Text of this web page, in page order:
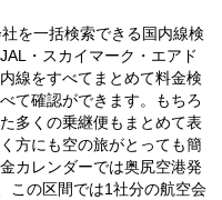
を一括検索できる国内線検
・スカイマーク・エアド
線をすべてまとめて料金検
て確認ができます。もちろ
多くの乗継便もまとめて表
方にも空の旅がとっても簡
カレンダーでは奥尻空港発
この区間では1社分の航空会